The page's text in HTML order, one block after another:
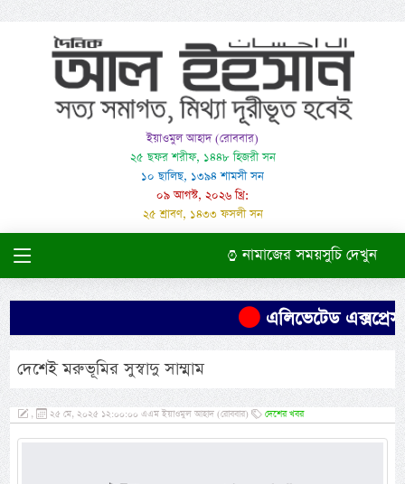
ইয়াওমুল আহাদ (রোববার)
২৫ ছফর শরীফ, ১৪৪৮ হিজরী সন
১০ ছালিছ, ১৩৯৪ শামসী সন
০৯ আগস্ট, ২০২৬ খ্রি:
২৫ শ্রাবণ, ১৪৩৩ ফসলী সন
নামাজের সময়সুচি দেখুন
এলিভেটেড
দেশেই মরুভূমির সুস্বাদু সাম্মাম
, ২৫ মে, ২০২৫ ১২:০০:০০ এএম ইয়াওমুল আহাদ (রোববার) দেশের খবর